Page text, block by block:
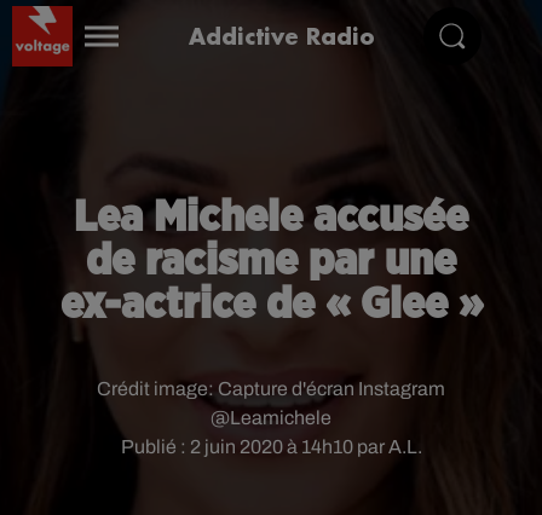
Addictive Radio
Lea Michele accusée
de racisme par une
ex-actrice de « Glee »
Publié : 2 juin 2020 à 14h10 par A.L.
Crédit image: Capture d'écran Instagram
@Leamichele